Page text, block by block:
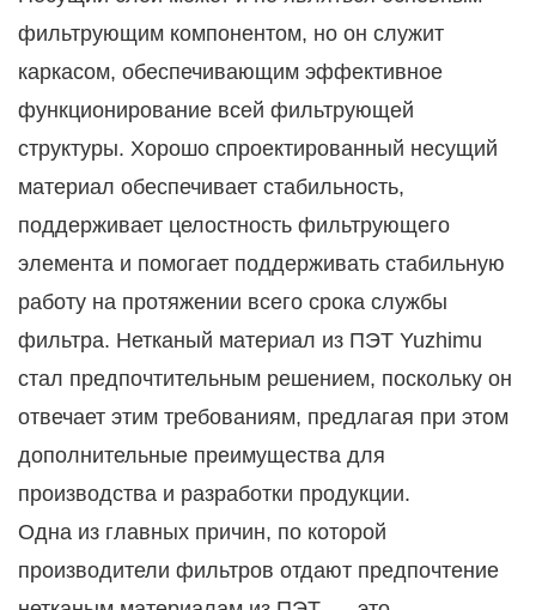
фильтрующим компонентом, но он служит
каркасом, обеспечивающим эффективное
функционирование всей фильтрующей
структуры. Хорошо спроектированный несущий
материал обеспечивает стабильность,
поддерживает целостность фильтрующего
элемента и помогает поддерживать стабильную
работу на протяжении всего срока службы
фильтра. Нетканый материал из ПЭТ Yuzhimu
стал предпочтительным решением, поскольку он
отвечает этим требованиям, предлагая при этом
дополнительные преимущества для
производства и разработки продукции.
Одна из главных причин, по которой
производители фильтров отдают предпочтение